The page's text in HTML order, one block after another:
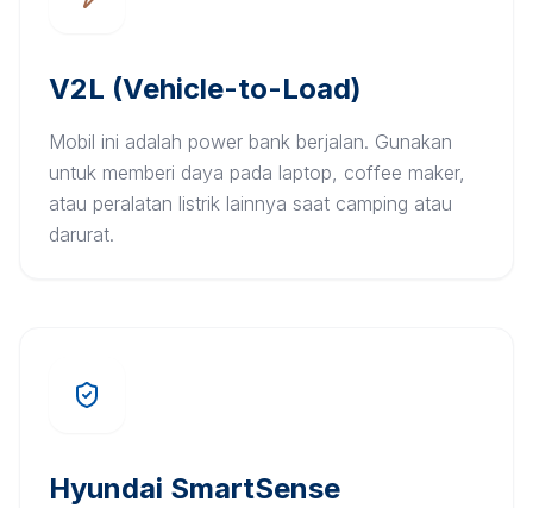
V2L (Vehicle-to-Load)
Mobil ini adalah power bank berjalan. Gunakan
untuk memberi daya pada laptop, coffee maker,
atau peralatan listrik lainnya saat camping atau
darurat.
Hyundai SmartSense